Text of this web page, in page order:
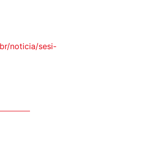
noticia/sesi-